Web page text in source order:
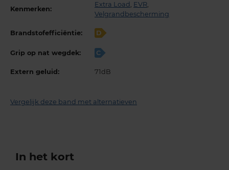
Kenmerken:
Extra Load , EVR,
Velgrandbescherming
Brandstofefficiëntie: D
Grip op nat wegdek: C
Extern geluid: 71dB
Vergelijk deze band met alternatieven
In het kort